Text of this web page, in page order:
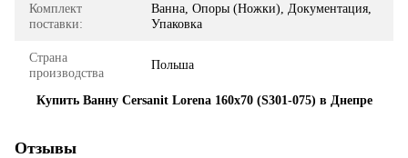
Комплект
поставки:
Ванна, Опоры (Ножки), Документация,
Упаковка
Страна
производства
Польша
Купить Ванну Cersanit Lorena 160x70 (S301-075) в Днепре
Отзывы